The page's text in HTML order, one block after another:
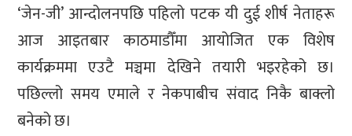
‘जेन-जी’ आन्दोलनपछि पहिलो पटक यी दुई शीर्ष नेताहरू
आज आइतबार काठमाडौँमा आयोजित एक विशेष
कार्यक्रममा एउटै मञ्चमा देखिने तयारी भइरहेको छ।
पछिल्लो समय एमाले र नेकपाबीच संवाद निकै बाक्लो
बनेको छ।